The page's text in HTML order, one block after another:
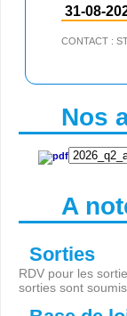
31-08-
CONTACT :
Nos
A
Sorties
RDV pour les
sorties sont